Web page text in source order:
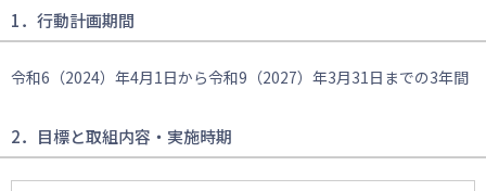
1．行動計画期間
令和6（2024）年4月1日から令和9（2027）年3月31日までの3年間
2．目標と取組内容・実施時期